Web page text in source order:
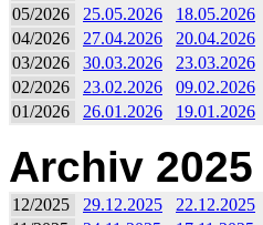
05/2026
25.05.2026 18.05.2026
04/2026
27.04.2026 20.04.2026
03/2026
30.03.2026 23.03.2026
02/2026
23.02.2026 09.02.2026
01/2026
26.01.2026 19.01.2026
Archiv 2025
12/2025 29.12.2025 22.12.2025